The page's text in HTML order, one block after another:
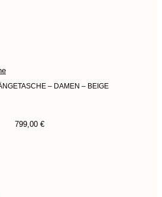
– DAMEN – BEIGE
799,00 €